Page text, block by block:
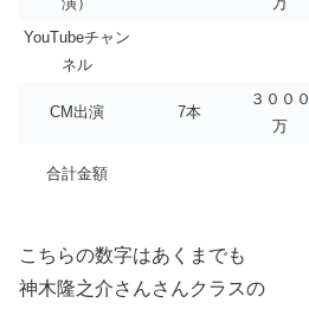
YouTubeチャン
ネル
CM出演 7本
３０００
万
合計金額
こちらの数字はあくまでも
神木隆之介さんさんクラスの